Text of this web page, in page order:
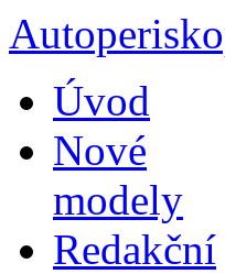
obsahu
webu
Úvod
Nové
modely
Redakční